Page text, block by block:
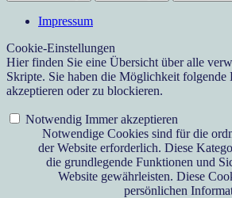
Impressum
Cookie-Einstellungen
Hier finden Sie eine Übersicht über alle
Skripte. Sie haben die Möglichkeit folgende
akzeptieren oder zu blockieren.
Notwendig Immer akzeptieren
Notwendige Cookies sind für die
der Website erforderlich. Diese
die grundlegende Funktionen und
Website gewährleisten. Diese
persönlichen